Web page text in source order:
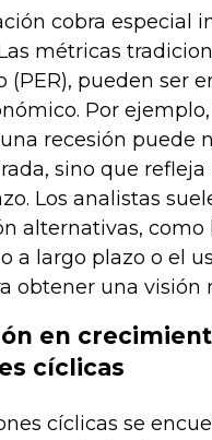
cobra especial
métricas
(PER), pueden ser
Por
recesión puede
sino que
Los analistas
alternativas,
a largo plazo o el
obtener una visión
en
cíclicas
cíclicas se